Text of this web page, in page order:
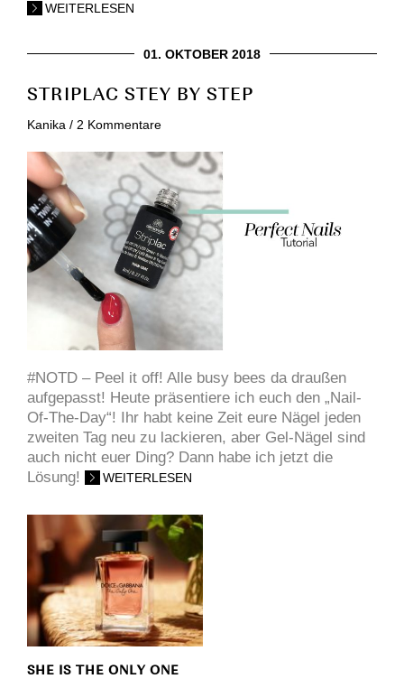
WEITERLESEN
01. OKTOBER 2018
STRIPLAC STEY BY STEP
Kanika / 2 Kommentare
#NOTD – Peel it off! Alle busy bees da draußen
aufgepasst! Heute präsentiere ich euch den „Nail-
Of-The-Day“! Ihr habt keine Zeit eure Nägel jeden
zweiten Tag neu zu lackieren, aber Gel-Nägel sind
auch nicht euer Ding? Dann habe ich jetzt die
Lösung!
WEITERLESEN
SHE IS THE ONLY ONE